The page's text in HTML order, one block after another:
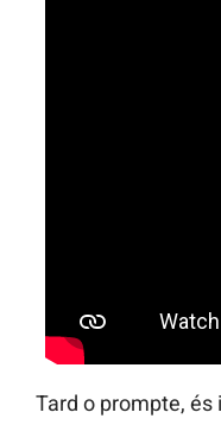
Tard o prompte,